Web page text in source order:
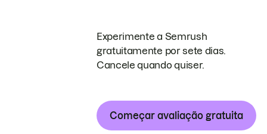
Experimente a Semrush
gratuitamente por sete dias.
Cancele quando quiser.
Começar avaliação gratuita